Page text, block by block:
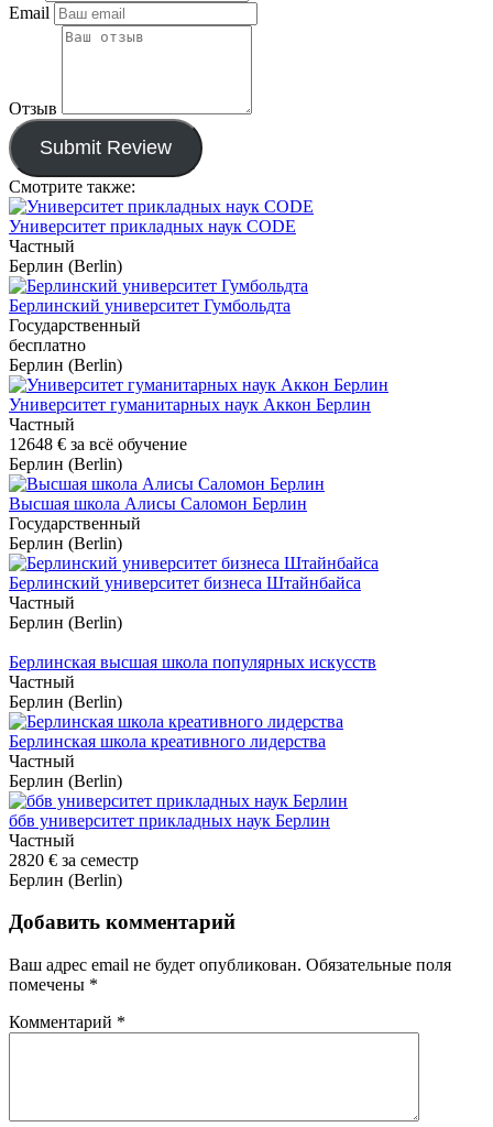
Email
Отзыв
Submit Review
Смотрите также:
Университет прикладных наук CODE
Частный
Берлин (Berlin)
Берлинский университет Гумбольдта
Государственный
бесплатно
Берлин (Berlin)
Университет гуманитарных наук Аккон Берлин
Частный
12648 € за всё обучение
Берлин (Berlin)
Высшая школа Алисы Саломон Берлин
Государственный
Берлин (Berlin)
Берлинский университет бизнеса Штайнбайса
Частный
Берлин (Berlin)
Берлинская высшая школа популярных искусств
Частный
Берлин (Berlin)
Берлинская школа креативного лидерства
Частный
Берлин (Berlin)
ббв университет прикладных наук Берлин
Частный
2820 € за семестр
Берлин (Berlin)
Добавить комментарий
Ваш адрес email не будет опубликован. Обязательные поля
помечены *
Комментарий *